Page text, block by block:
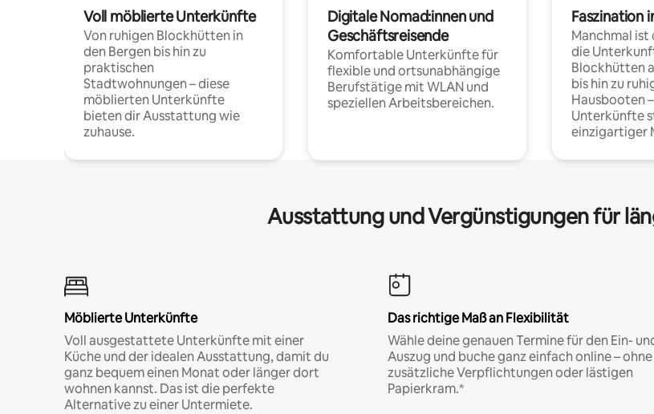
Voll möblierte Unterkünfte
Von ruhigen Blockhütten in
den Bergen bis hin zu
praktischen
Stadtwohnungen – diese
möblierten Unterkünfte
bieten dir Ausstattung wie
zuhause.
Digitale Nomad:innen und
Geschäftsreisende
Komfortable Unterkünfte für
flexible und ortsunabhängige
Berufstätige mit WLAN und
speziellen Arbeitsbereichen.
Faszination
Manchmal ist
die
Blockhütten
bis hin zu
Hausbooten
Unterkünfte
einzigartiger
Ausstattung und Vergünstigungen für
Möblierte Unterkünfte
Voll ausgestattete Unterkünfte mit einer
Küche und der idealen Ausstattung, damit du
ganz bequem einen Monat oder länger dort
wohnen kannst. Das ist die perfekte
Alternative zu einer Untermiete.
Das richtige Maß an Flexibilität
Wähle deine genauen Termine für den Ein-
Auszug und buche ganz einfach online – ohne
zusätzliche Verpflichtungen oder lästigen
Papierkram.*